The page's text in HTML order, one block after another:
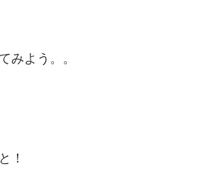
みよう。。
！